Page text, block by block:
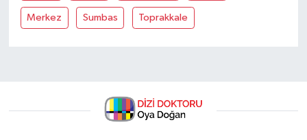
Merkez Sumbas Toprakkale